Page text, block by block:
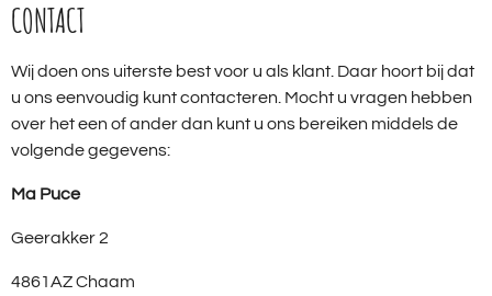
CONTACT
Wij doen ons uiterste best voor u als klant. Daar hoort bij dat
u ons eenvoudig kunt contacteren. Mocht u vragen hebben
over het een of ander dan kunt u ons bereiken middels de
volgende gegevens:
Ma Puce
Geerakker 2
4861AZ Chaam